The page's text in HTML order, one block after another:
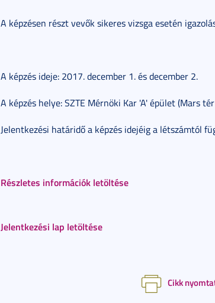
A képzésen részt vevők sikeres vizsga esetén
A képzés ideje: 2017. december 1. és december 2.
A képzés helye: SZTE Mérnöki Kar 'A' épület (Mars
Jelentkezési határidő a képzés idejéig a létszámtól
Részletes információk letöltése
Jelentkezési lap letöltése
Cikk